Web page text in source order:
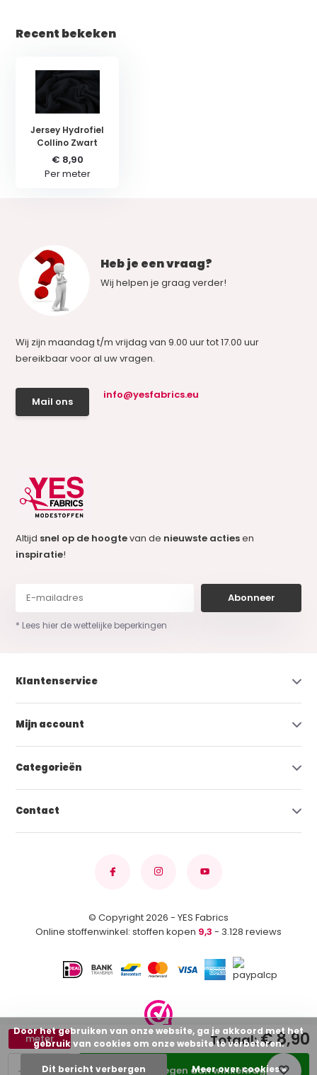
+
-
meter
Toevoegen aan winkelwagen
Totaal:€ 8,90
Recent bekeken
Jersey Hydrofiel
Collino Zwart
€ 8,90
Per meter
Heb je een vraag?
Wij helpen je graag verder!
Wij zijn maandag t/m vrijdag van 9.00 uur tot 17.00 uur
bereikbaar voor al uw vragen.
Mail ons
info@yesfabrics.eu
Altijd snel op de hoogtevan de nieuwste actiesen
inspiratie!
Abonneer
* Lees hier de wettelijke beperkingen
Klantenservice
Mijn account
Categorieën
Contact
© Copyright 2026 - YES Fabrics
Online stoffenwinkel: stoffen kopen 9,3 - 3.128 reviews
Door het gebruiken van onze website, ga je akkoord met het
gebruik van cookies om onze website te verbeteren.
Dit bericht verbergen Meer over cookies »